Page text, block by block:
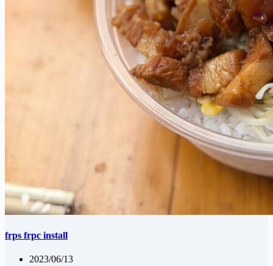
frps frpc install
2023/06/13